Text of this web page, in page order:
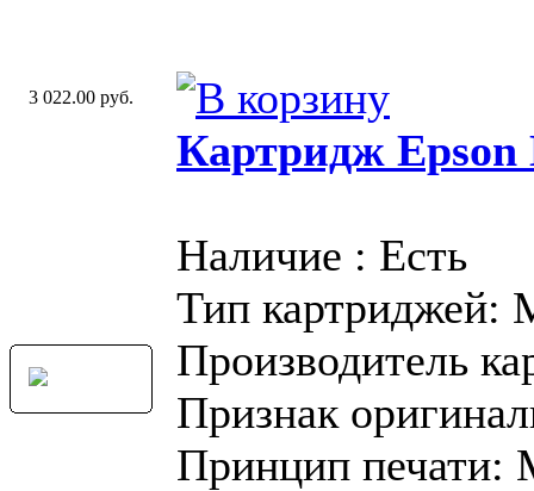
3 022.00 руб.
Картридж Epson
Наличие : Есть
Тип картриджей:
Производитель
Признак
Принцип печати: